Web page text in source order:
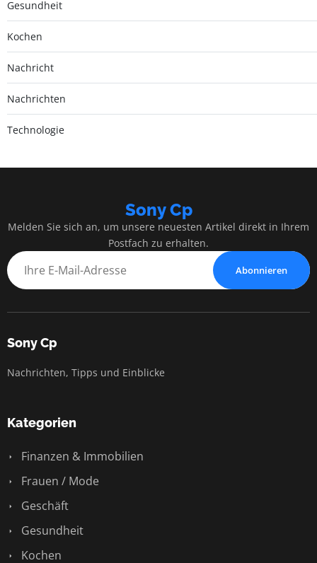
Gesundheit
Kochen
Nachricht
Nachrichten
Technologie
Sony Cp
Melden Sie sich an, um unsere neuesten Artikel direkt in Ihrem
Postfach zu erhalten.
Abonnieren
Sony Cp
Nachrichten, Tipps und Einblicke
Kategorien
Finanzen & Immobilien
Frauen / Mode
Geschäft
Gesundheit
Kochen